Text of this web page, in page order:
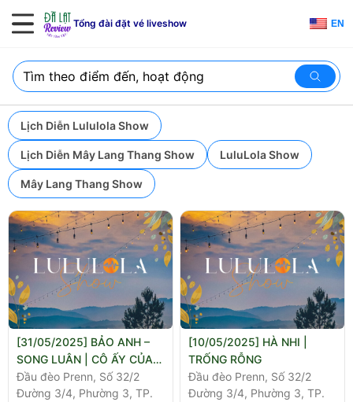
Tổng đài đặt vé liveshow EN
Lịch Diễn Lululola Show
Lịch Diễn Mây Lang Thang Show LuluLola Show
Mây Lang Thang Show
[31/05/2025] BẢO ANH –
SONG LUÂN | CÔ ẤY CỦA
ANH ẤY
Đầu đèo Prenn, Số 32/2
Đường 3/4, Phường 3, TP.
[10/05/2025] HÀ NHI |
TRỐNG RỖNG
Đầu đèo Prenn, Số 32/2
Đường 3/4, Phường 3, TP.